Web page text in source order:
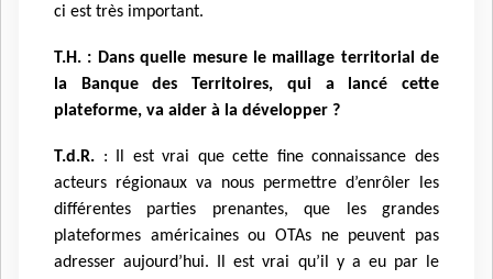
ci est très important.
T.H. : Dans quelle mesure le maillage territorial de
la Banque des Territoires, qui a lancé cette
plateforme, va aider à la développer ?
T.d.R. : Il est vrai que cette fine connaissance des
acteurs régionaux va nous permettre d’enrôler les
différentes parties prenantes, que les grandes
plateformes américaines ou OTAs ne peuvent pas
adresser aujourd’hui. Il est vrai qu’il y a eu par le